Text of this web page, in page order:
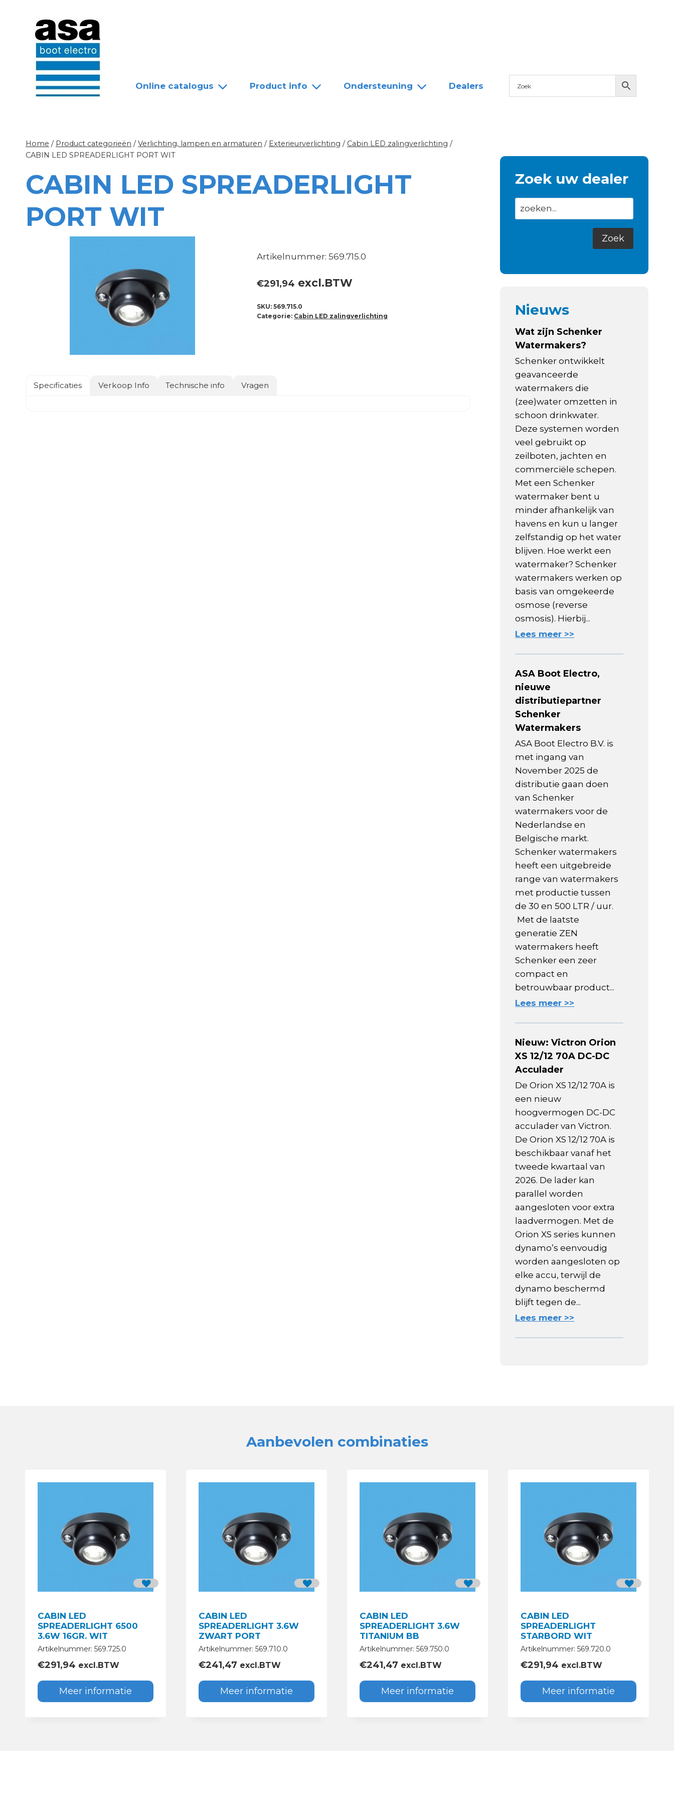
Online catalogus Product info Ondersteuning Dealers
Home / Product categorieën / Verlichting, lampen en armaturen / Exterieurverlichting / Cabin LED zalingverlichting /
CABIN LED SPREADERLIGHT PORT WIT
CABIN LED SPREADERLIGHT
PORT WIT
Artikelnummer: 569.715.0
€291,94 excl.BTW
SKU:569.715.0
Categorie: Cabin LED zalingverlichting
Specificaties Verkoop Info Technische info Vragen
Zoek uw dealer
Nieuws
Wat zijn Schenker
Watermakers?
Schenker ontwikkelt
geavanceerde
watermakers die
(zee)water omzetten in
schoon drinkwater.
Deze systemen worden
veel gebruikt op
zeilboten, jachten en
commerciële schepen.
Met een Schenker
watermaker bent u
minder afhankelijk van
havens en kun u langer
zelfstandig op het water
blijven. Hoe werkt een
watermaker? Schenker
watermakers werken op
basis van omgekeerde
osmose (reverse
osmosis). Hierbij...
Lees meer >>
ASA Boot Electro,
nieuwe
distributiepartner
Schenker
Watermakers
ASA Boot Electro B.V. is
met ingang van
November 2025 de
distributie gaan doen
van Schenker
watermakers voor de
Nederlandse en
Belgische markt.
Schenker watermakers
heeft een uitgebreide
range van watermakers
met productie tussen
de 30 en 500 LTR / uur.
Met de laatste
generatie ZEN
watermakers heeft
Schenker een zeer
compact en
betrouwbaar product...
Lees meer >>
Nieuw: Victron Orion
XS 12/12 70A DC-DC
Acculader
De Orion XS 12/12 70A is
een nieuw
hoogvermogen DC-DC
acculader van Victron.
De Orion XS 12/12 70A is
beschikbaar vanaf het
tweede kwartaal van
2026. De lader kan
parallel worden
aangesloten voor extra
laadvermogen. Met de
Orion XS series kunnen
dynamo’s eenvoudig
worden aangesloten op
elke accu, terwijl de
dynamo beschermd
blijft tegen de...
Lees meer >>
Aanbevolen combinaties
CABIN LED
SPREADERLIGHT 6500
3.6W 16GR. WIT
Artikelnummer: 569.725.0
€291,94 excl.BTW
Meer informatie
CABIN LED
SPREADERLIGHT 3.6W
ZWART PORT
Artikelnummer: 569.710.0
€241,47 excl.BTW
Meer informatie
CABIN LED
SPREADERLIGHT 3.6W
TITANIUM BB
Artikelnummer: 569.750.0
€241,47 excl.BTW
Meer informatie
CABIN LED
SPREADERLIGHT
STARBORD WIT
Artikelnummer: 569.720.0
€291,94 excl.BTW
Meer informatie